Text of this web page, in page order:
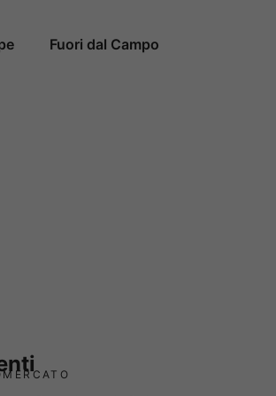
Fuori dal Campo